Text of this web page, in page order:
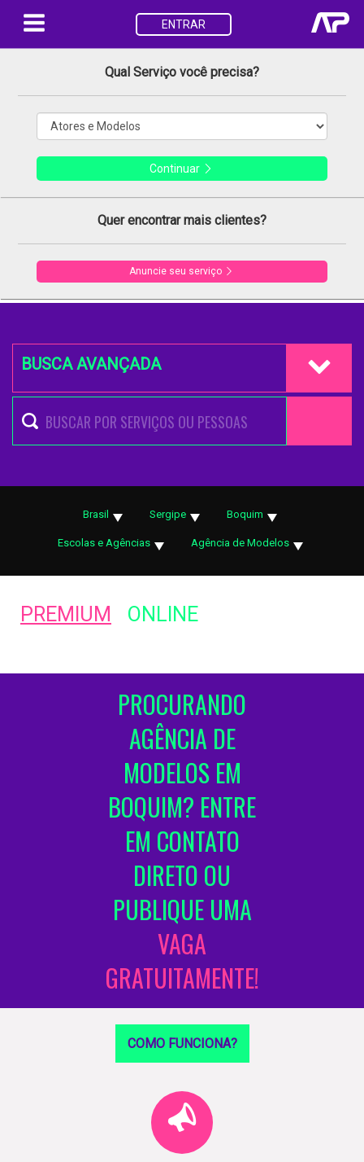
ENTRAR
Qual Serviço você precisa?
Continuar
Quer encontrar mais clientes?
Anuncie seu serviço
BUSCA AVANÇADA
Brasil Sergipe Boquim
Escolas e Agências Agência de Modelos
PREMIUM ONLINE
PROCURANDO
AGÊNCIA DE
MODELOS EM
BOQUIM? ENTRE
EM CONTATO
DIRETO OU
PUBLIQUE UMA
VAGA
GRATUITAMENTE!
COMO FUNCIONA?